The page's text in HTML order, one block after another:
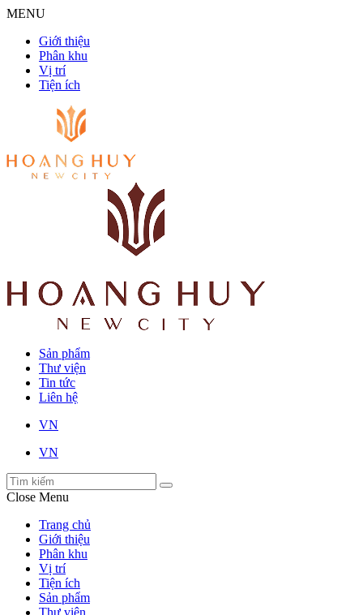
MENU
Giới thiệu
Phân khu
Vị trí
Tiện ích
Sản phẩm
Thư viện
Tin tức
Liên hệ
VN
VN
Close Menu
Trang chủ
Giới thiệu
Phân khu
Vị trí
Tiện ích
Sản phẩm
Thư viện